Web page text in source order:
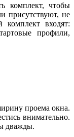
комплект, чтобы
присутствуют, не
комплект входят:
профили,
проема окна.
внимательно.
дважды.